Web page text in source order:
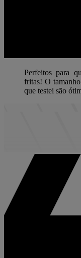
Perfeitos para
fritas! O
que testei são